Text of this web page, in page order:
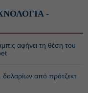
-
αφήνει τη θέση του
δολαρίων από πρότζεκτ